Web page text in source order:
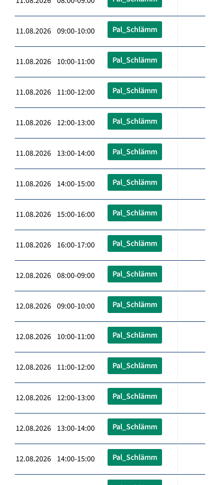
11.08.2026 09:00-10:00 Pal_Schlämm
11.08.2026 10:00-11:00 Pal_Schlämm
11.08.2026 11:00-12:00 Pal_Schlämm
11.08.2026 12:00-13:00 Pal_Schlämm
11.08.2026 13:00-14:00 Pal_Schlämm
11.08.2026 14:00-15:00 Pal_Schlämm
11.08.2026 15:00-16:00 Pal_Schlämm
11.08.2026 16:00-17:00 Pal_Schlämm
12.08.2026 08:00-09:00 Pal_Schlämm
12.08.2026 09:00-10:00 Pal_Schlämm
12.08.2026 10:00-11:00 Pal_Schlämm
12.08.2026 11:00-12:00 Pal_Schlämm
12.08.2026 12:00-13:00 Pal_Schlämm
12.08.2026 13:00-14:00 Pal_Schlämm
12.08.2026 14:00-15:00 Pal_Schlämm